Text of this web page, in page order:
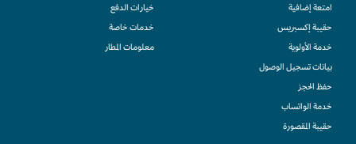
امتعة إضافية
حقيبة إكسبريس
خدمة الأولوية
بيانات تسجيل الوصول
حفظ الحجز
خدمة الواتساب
حقيبة المقصورة
خيارات الدفع
خدمات خاصة
معلومات المطار